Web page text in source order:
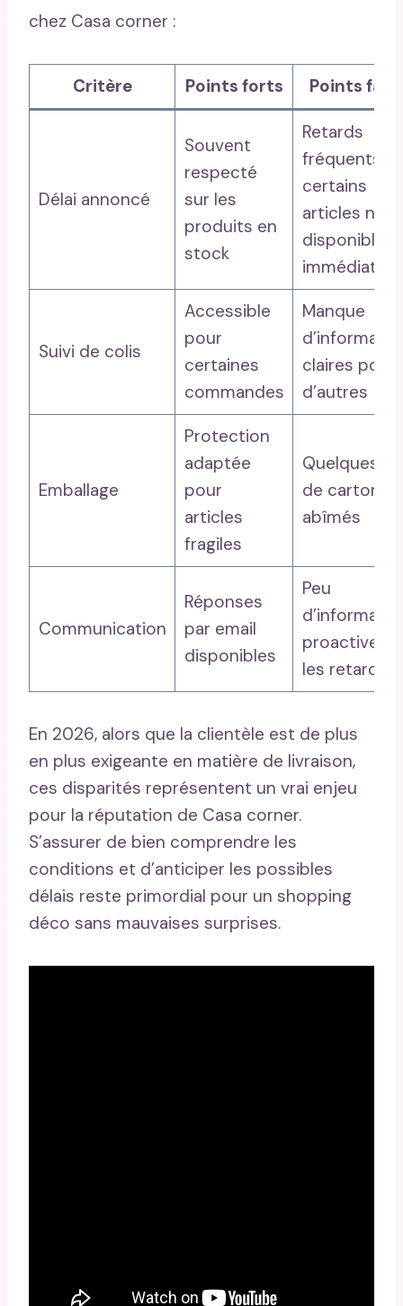
chez Casa corner :
Critère Points forts Points
Délai annoncé
Souvent
respecté
sur les
produits en
stock
Retards
fréquents
certains
articles non
disponibles
Suivi de colis
Accessible
pour
certaines
commandes
Manque
claires pour
d’autres
Emballage
Protection
adaptée
pour
articles
fragiles
Quelques
de cartons
abîmés
Communication
Réponses
par email
disponibles
Peu
proactive
les retards
En 2026, alors que la clientèle est de plus
en plus exigeante en matière de livraison,
ces disparités représentent un vrai enjeu
pour la réputation de Casa corner.
S’assurer de bien comprendre les
conditions et d’anticiper les possibles
délais reste primordial pour un shopping
déco sans mauvaises surprises.